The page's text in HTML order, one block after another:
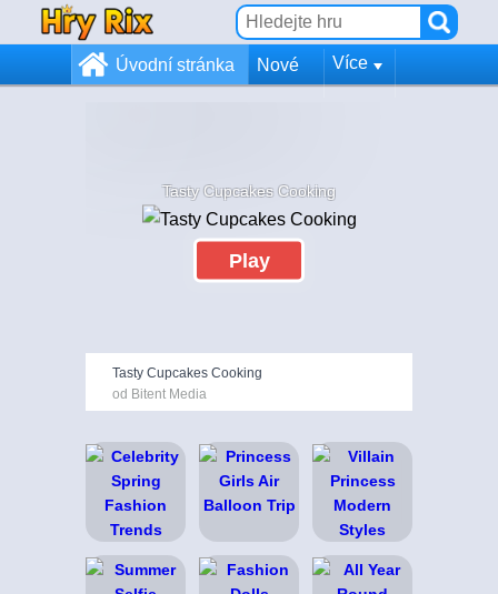
Úvodní stránka Nové Více
Tasty Cupcakes Cooking
Play
Tasty Cupcakes Cooking
od Bitent Media